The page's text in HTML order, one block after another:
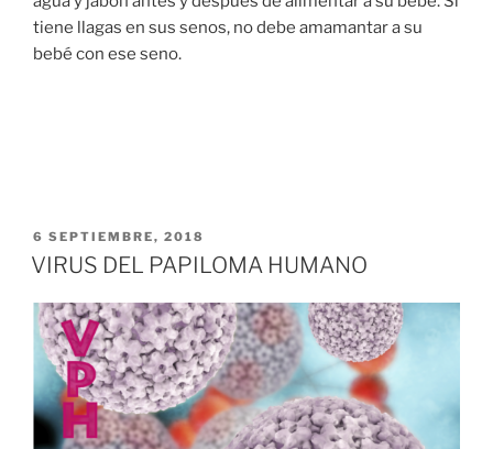
tiene llagas en sus senos, no debe amamantar a su
bebé con ese seno.
PUBLICADO
EN
6 SEPTIEMBRE, 2018
VIRUS DEL PAPILOMA HUMANO